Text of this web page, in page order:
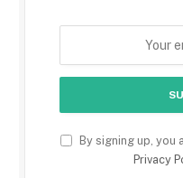
By signing up,
Privacy